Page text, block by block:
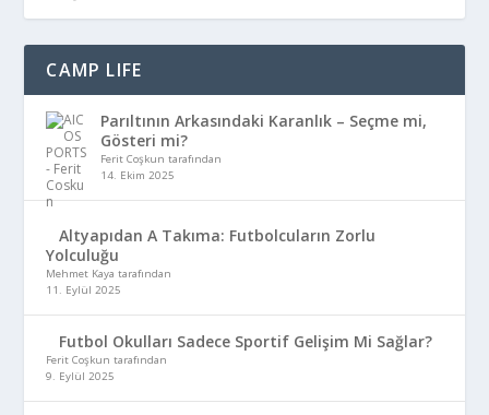
CAMP LIFE
Parıltının Arkasındaki Karanlık – Seçme mi,
Gösteri mi?
Ferit Coşkun tarafından
14. Ekim 2025
Altyapıdan A Takıma: Futbolcuların Zorlu
Yolculuğu
Mehmet Kaya tarafından
11. Eylül 2025
Futbol Okulları Sadece Sportif Gelişim Mi Sağlar?
Ferit Coşkun tarafından
9. Eylül 2025